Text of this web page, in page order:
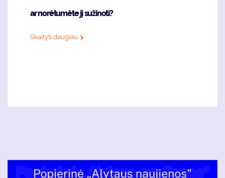
ar norėtumėte jį sužinoti?
Skaityti daugiau